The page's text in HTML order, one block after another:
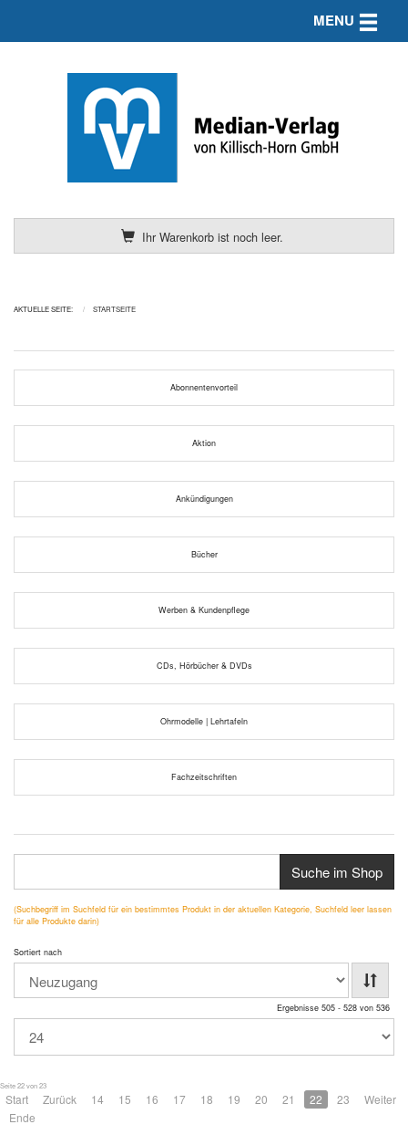
Ihr Warenkorb ist noch leer.
MENU Toggle
AKTUELLE SEITE: STARTSEITE
Abonnentenvorteil
Aktion
Ankündigungen
Bücher
Werben & Kundenpflege
CDs, Hörbücher & DVDs
Ohrmodelle | Lehrtafeln
Fachzeitschriften
Suche im Shop
(Suchbegriff im Suchfeld für ein bestimmtes Produkt in der aktuellen Kategorie, Suchfeld leer lassen
für alle Produkte darin)
Sortiert nach
Ergebnisse 505 - 528 von 536
Seite 22 von 23
Start Zurück 14 15 16 17 18 19 20 21 22 23
Weiter
Ende